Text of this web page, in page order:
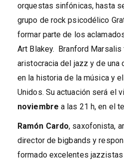
orquestas sinfónicas, hasta
grupo de rock psicodélico
formar parte de los
Art Blakey. Branford Marsalis
aristocracia del jazz y de
en la historia de la música y
Unidos. Su actuación será el
noviembre a las 21 h, en el
Ramón Cardo, saxofonista,
director de bigbands y
formado excelentes jazzistas